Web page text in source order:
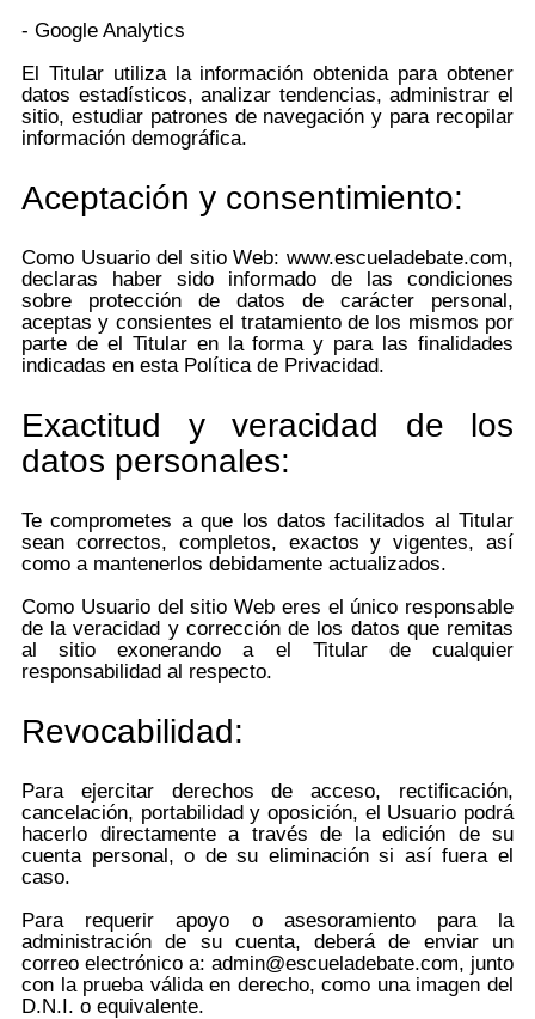
- Google Analytics
El Titular utiliza la información obtenida para obtener
datos estadísticos, analizar tendencias, administrar el
sitio, estudiar patrones de navegación y para recopilar
información demográfica.
Aceptación y consentimiento:
Como Usuario del sitio Web: www.escueladebate.com,
declaras haber sido informado de las condiciones
sobre protección de datos de carácter personal,
aceptas y consientes el tratamiento de los mismos por
parte de el Titular en la forma y para las finalidades
indicadas en esta Política de Privacidad.
Exactitud y veracidad de los
datos personales:
Te comprometes a que los datos facilitados al Titular
sean correctos, completos, exactos y vigentes, así
como a mantenerlos debidamente actualizados.
Como Usuario del sitio Web eres el único responsable
de la veracidad y corrección de los datos que remitas
al sitio exonerando a el Titular de cualquier
responsabilidad al respecto.
Revocabilidad:
Para ejercitar derechos de acceso, rectificación,
cancelación, portabilidad y oposición, el Usuario podrá
hacerlo directamente a través de la edición de su
cuenta personal, o de su eliminación si así fuera el
caso.
Para requerir apoyo o asesoramiento para la
administración de su cuenta, deberá de enviar un
correo electrónico a: admin@escueladebate.com, junto
con la prueba válida en derecho, como una imagen del
D.N.I. o equivalente.